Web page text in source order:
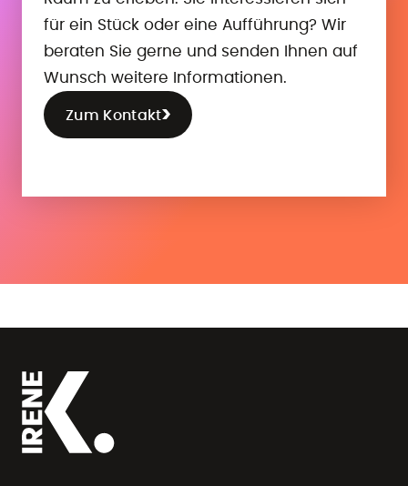
für ein Stück oder eine Aufführung? Wir
beraten Sie gerne und senden Ihnen auf
Wunsch weitere Informationen.
Zum Kontakt